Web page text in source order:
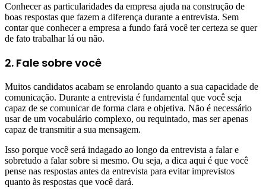
Conhecer as particularidades da empresa ajuda na construção de
boas respostas que fazem a diferença durante a entrevista. Sem
contar que conhecer a empresa a fundo fará você ter certeza se quer
de fato trabalhar lá ou não.
2. Fale sobre você
Muitos candidatos acabam se enrolando quanto a sua capacidade de
comunicação. Durante a entrevista é fundamental que você seja
capaz de se comunicar de forma clara e objetiva. Não é necessário
usar de um vocabulário complexo, ou requintado, mas ser apenas
capaz de transmitir a sua mensagem.
Isso porque você será indagado ao longo da entrevista a falar e
sobretudo a falar sobre si mesmo. Ou seja, a dica aqui é que você
pense nas respostas antes da entrevista para evitar imprevistos
quanto às respostas que você dará.